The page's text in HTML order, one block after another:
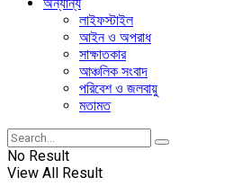
লাইফস্টাইল
আইন ও অপরাধ
সাক্ষাতকার
আঞ্চলিক সংবাদ
পরিবেশ ও জলবায়ু
মতামত
No Result
View All Result